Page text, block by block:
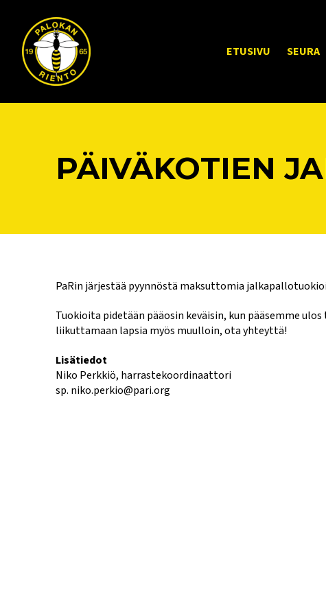
ETUSIVU SEURA
PÄIVÄKOTIEN
PaRin järjestää pyynnöstä maksuttomia
Tuokioita pidetään pääosin keväisin, kun pääsemme
liikuttamaan lapsia myös muulloin, ota yhteyttä!
Lisätiedot
Niko Perkkiö, harrastekoordinaattori
sp. niko.perkio@pari.org